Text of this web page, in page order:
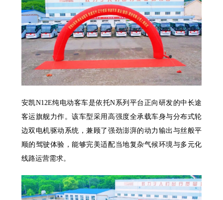
安凯N12E纯电动客车是依托N系列平台正向研发的中长途
客运旗舰力作。该车型采用高强度全承载车身与分布式轮
边双电机驱动系统，兼顾了强劲澎湃的动力输出与丝般平
顺的驾驶体验，能够完美适配当地复杂气候环境与多元化
线路运营需求。